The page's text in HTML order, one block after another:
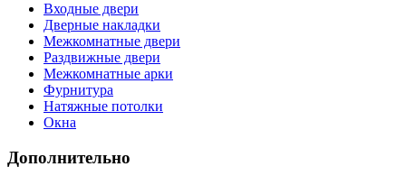
Входные двери
Дверные накладки
Межкомнатные двери
Раздвижные двери
Межкомнатные арки
Фурнитура
Натяжные потолки
Окна
Дополнительно